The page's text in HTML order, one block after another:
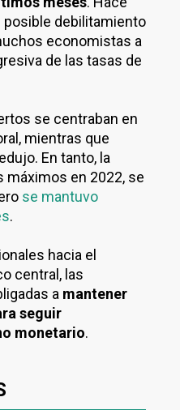
posible debilitamiento
economistas a
de las tasas de
se centraban en
mientras que
En tanto, la
máximos en 2022, se
se mantuvo
.
hacia el
central, las
a mantener
seguir
monetario.